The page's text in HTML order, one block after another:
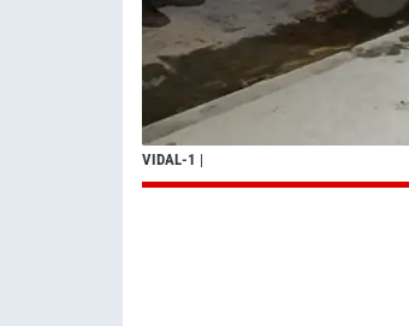
VIDAL-1 |